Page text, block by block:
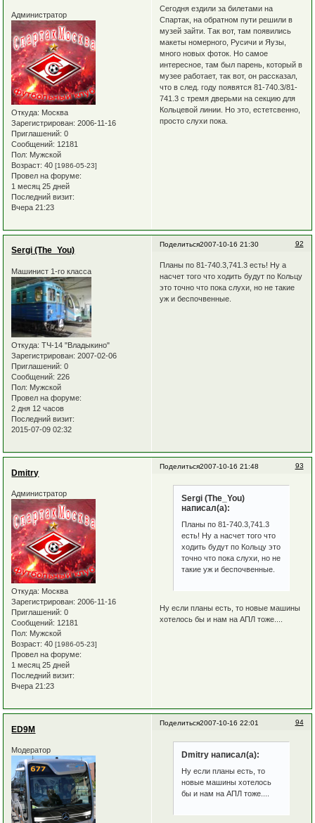
Администратор
Откуда: Москва
Зарегистрирован: 2006-11-16
Приглашений: 0
Сообщений: 12181
Пол: Мужской
Возраст: 40[1986-05-23]
Провел на форуме:
1 месяц 25 дней
Последний визит:
Вчера 21:23
Сегодня ездили за билетами на
Спартак, на обратном пути решили в
музей зайти. Так вот, там появились
макеты номерного, Русичи и Яузы,
много новых фоток. Но самое
интересное, там был парень, который в
музее работает, так вот, он рассказал,
что в след. году появятся 81-740.3/81-
741.3 с тремя дверьми на секцию для
Кольцевой линии. Но это, естетсвенно,
просто слухи пока.
Поделиться 92
2007-10-16 21:30
Sergi (The_You)
Машинист 1-го класса
Откуда: ТЧ-14 "Владыкино"
Зарегистрирован: 2007-02-06
Приглашений: 0
Сообщений: 226
Пол: Мужской
Провел на форуме:
2 дня 12 часов
Последний визит:
2015-07-09 02:32
Планы по 81-740.3,741.3 есть! Ну а
насчет того что ходить будут по Кольцу
это точно что пока слухи, но не такие
уж и беспочвенные.
Поделиться 93
2007-10-16 21:48
Dmitry
Администратор
Откуда: Москва
Зарегистрирован: 2006-11-16
Приглашений: 0
Сообщений: 12181
Пол: Мужской
Возраст: 40[1986-05-23]
Провел на форуме:
1 месяц 25 дней
Последний визит:
Вчера 21:23
Sergi (The_You)
написал(а):
Планы по 81-740.3,741.3
есть! Ну а насчет того что
ходить будут по Кольцу это
точно что пока слухи, но не
такие уж и беспочвенные.
Ну если планы есть, то новые машины
хотелось бы и нам на АПЛ тоже....
Поделиться 94
2007-10-16 22:01
ED9M
Модератор Dmitry написал(а):
Ну если планы есть, то
новые машины хотелось
бы и нам на АПЛ тоже....